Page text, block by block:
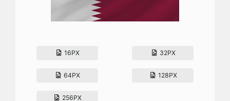
16PX 32PX
64PX 128PX
256PX